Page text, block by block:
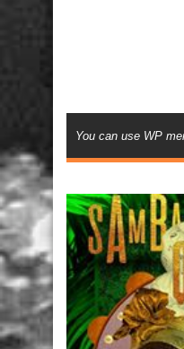
You can use WP